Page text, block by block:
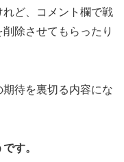
ど、コメント欄で戦
除させてもらったり
待を裏切る内容にな
す。